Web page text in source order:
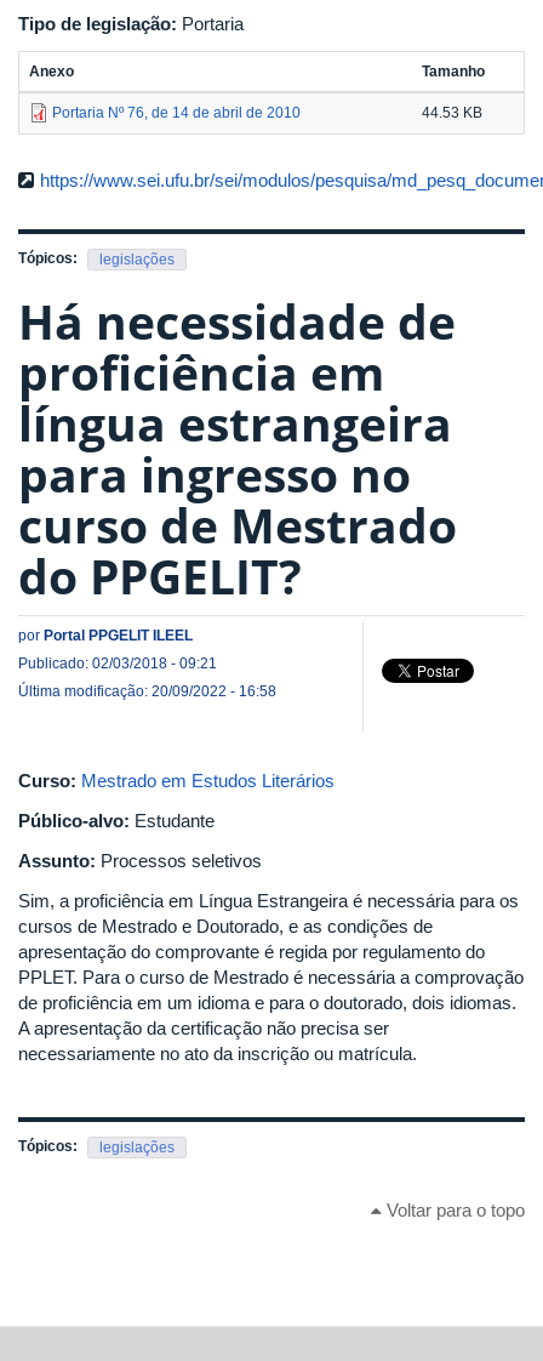
Tipo de legislação: Portaria
Anexo Tamanho
Portaria Nº 76, de 14 de abril de 2010 44.53 KB
https://www.sei.ufu.br/sei/modulos/pesquisa/
Tópicos: legislações
Há necessidade de
proficiência em
língua estrangeira
para ingresso no
curso de Mestrado
do PPGELIT?
por Portal PPGELIT ILEEL
Publicado: 02/03/2018 - 09:21
Última modificação: 20/09/2022 - 16:58
Curso: Mestrado em Estudos Literários
Público-alvo: Estudante
Assunto: Processos seletivos
Sim, a proficiência em Língua Estrangeira é necessária para os
cursos de Mestrado e Doutorado, e as condições de
apresentação do comprovante é regida por regulamento do
PPLET. Para o curso de Mestrado é necessária a comprovação
de proficiência em um idioma e para o doutorado, dois idiomas.
A apresentação da certificação não precisa ser
necessariamente no ato da inscrição ou matrícula.
Tópicos: legislações
Voltar para o topo